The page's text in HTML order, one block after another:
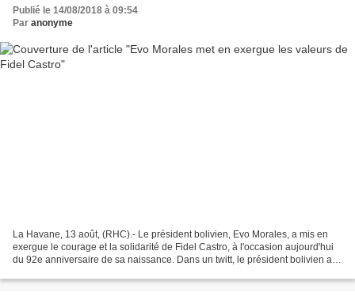
Publié le 14/08/2018 à 09:54
Par anonyme
La Havane, 13 août, (RHC).- Le président bolivien, Evo Morales, a mis en
exergue le courage et la solidarité de Fidel Castro, à l'occasion aujourd'hui
du 92e anniversaire de sa naissance. Dans un twitt, le président bolivien a